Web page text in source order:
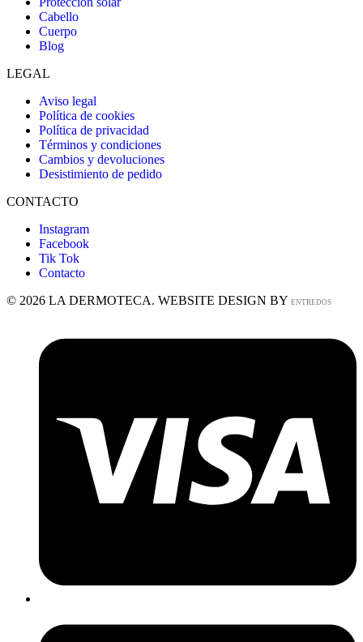
Cabello
Cuerpo
Blog
LEGAL
Aviso legal
Política de cookies
Política de privacidad
Términos y condiciones
Cambios y devoluciones
Desistimiento de pedido
CONTACTO
Instagram
Facebook
Tik Tok
Contacto
© 2026 LA DERMOTECA. WEBSITE DESIGN BY ENTREDOS